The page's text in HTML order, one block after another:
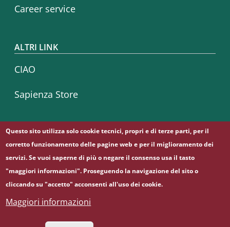
Career service
ALTRI LINK
CIAO
Sapienza Store
Seguici su
FacebookInstagram
LinkedinTelegram
Twitter
00185 Roma - (+39) 06 49911 - C.F.: 80209930587 - P. Iva:
Questo sito utilizza solo cookie tecnici, propri e di terze parti, per il
corretto funzionamento delle pagine web e per il miglioramento dei
servizi. Se vuoi saperne di più o negare il consenso usa il tasto
"maggiori informazioni". Proseguendo la navigazione del sito o
cliccando su "accetto" acconsenti all'uso dei cookie.
Maggiori informazioni